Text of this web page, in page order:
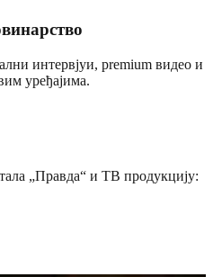
интервјуи, premium видео и
уређајима.
„Правда“ и ТВ продукцију: